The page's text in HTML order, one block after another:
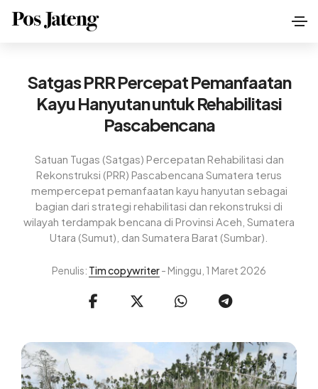
Satgas PRR Percepat Pemanfaatan
Kayu Hanyutan untuk Rehabilitasi
Pascabencana
Satuan Tugas (Satgas) Percepatan Rehabilitasi dan
Rekonstruksi (PRR) Pascabencana Sumatera terus
mempercepat pemanfaatan kayu hanyutan sebagai
bagian dari strategi rehabilitasi dan rekonstruksi di
wilayah terdampak bencana di Provinsi Aceh, Sumatera
Utara (Sumut), dan Sumatera Barat (Sumbar).
Penulis: Tim copywriter- Minggu, 1 Maret 2026